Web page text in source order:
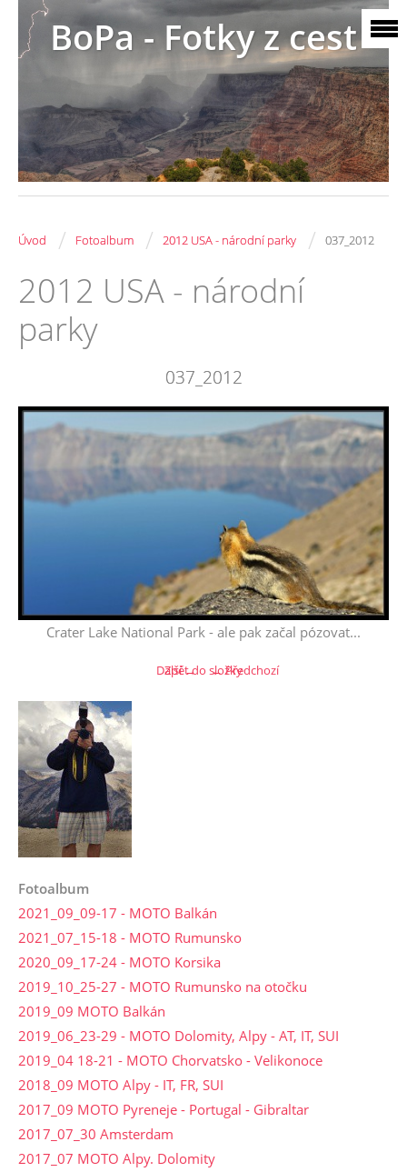
BoPa - Fotky z cest
Úvod / Fotoalbum / 2012 USA - národní parky / 037_2012
2012 USA - národní
parky
037_2012
Crater Lake National Park - ale pak začal pózovat...
← Předchozí
Další →
Zpět do složky
Fotoalbum
2021_09_09-17 - MOTO Balkán
2021_07_15-18 - MOTO Rumunsko
2020_09_17-24 - MOTO Korsika
2019_10_25-27 - MOTO Rumunsko na otočku
2019_09 MOTO Balkán
2019_06_23-29 - MOTO Dolomity, Alpy - AT, IT, SUI
2019_04 18-21 - MOTO Chorvatsko - Velikonoce
2018_09 MOTO Alpy - IT, FR, SUI
2017_09 MOTO Pyreneje - Portugal - Gibraltar
2017_07_30 Amsterdam
2017_07 MOTO Alpy. Dolomity